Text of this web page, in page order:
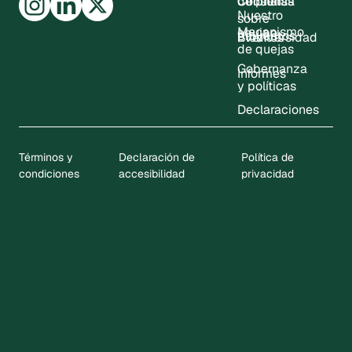
Nuestro
equipo
Gobernanza
y políticas
sobre
proyectos
Eventos
Informes
Declaraciones
Biodiversidad
Mecanismo
de quejas
Términos y
condiciones
Declaración de
accesibilidad
Política de
privacidad